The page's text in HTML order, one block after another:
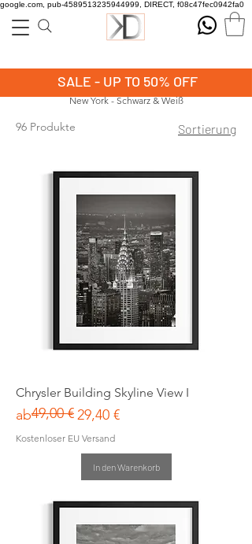
google.com, pub-4589513235944999, DIRECT, f08c47fec0942fa0
SALE - UP TO 50% OFF
New York - Schwarz & Weiß
96 Produkte Sortierung
Chrysler Building Skyline View I
ab
Standardpreis
49,00 €29,40 €
Sale-Preis
Kostenloser EU Versand
In den Warenkorb